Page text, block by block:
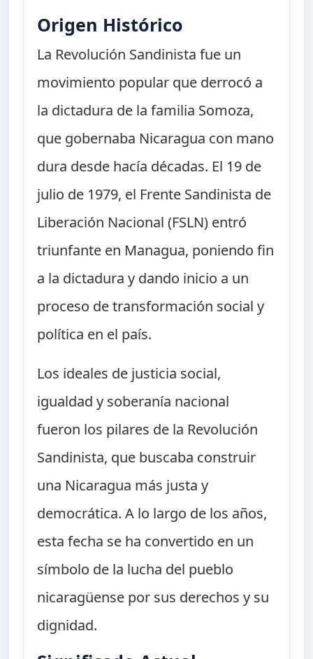
Origen Histórico
La Revolución Sandinista fue un
movimiento popular que derrocó a
la dictadura de la familia Somoza,
que gobernaba Nicaragua con mano
dura desde hacía décadas. El 19 de
julio de 1979, el Frente Sandinista de
Liberación Nacional (FSLN) entró
triunfante en Managua, poniendo fin
a la dictadura y dando inicio a un
proceso de transformación social y
política en el país.
Los ideales de justicia social,
igualdad y soberanía nacional
fueron los pilares de la Revolución
Sandinista, que buscaba construir
una Nicaragua más justa y
democrática. A lo largo de los años,
esta fecha se ha convertido en un
símbolo de la lucha del pueblo
nicaragüense por sus derechos y su
dignidad.